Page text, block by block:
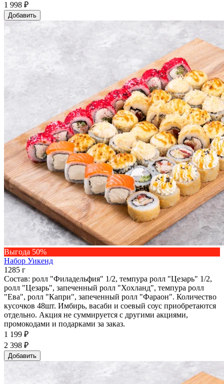
1 998 ₽
Добавить
Выгода 50%
Набор Уикенд
1285 г
Состав: ролл "Филадельфия" 1/2, темпура ролл "Цезарь" 1/2,
ролл "Цезарь", запеченный ролл "Хохланд", темпура ролл
"Ева", ролл "Капри", запеченный ролл "Фараон". Количество
кусочков 48шт. Имбирь, васаби и соевый соус приобретаются
отдельно. Акция не суммируется с другими акциями,
промокодами и подарками за заказ.
1 199 ₽
2 398 ₽
Добавить